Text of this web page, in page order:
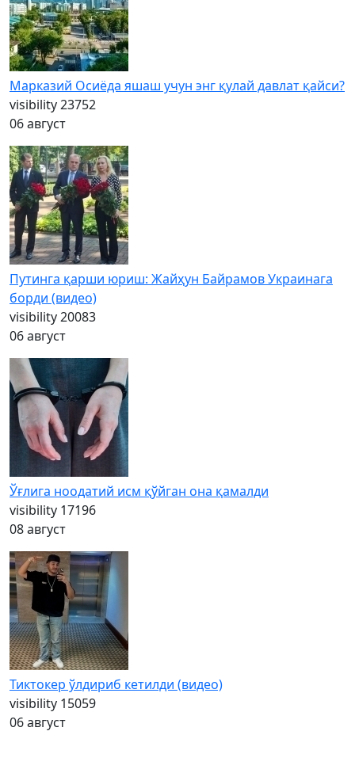
Марказий Осиёда яшаш учун энг қулай давлат қайси?
visibility23752
06 август
Путинга қарши юриш: Жайҳун Байрамов Украинага
борди (видео)
visibility20083
06 август
Ўғлига ноодатий исм қўйган она қамалди
visibility 17196
08 август
Тиктокер ўлдириб кетилди (видео)
visibility 15059
06 август